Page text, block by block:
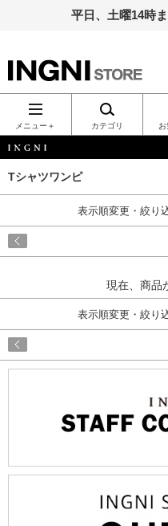
平日、土曜14時
INGNI（イン
グ）公式通
販｜INGNI
STORE
メニュー＋ カテゴリ お
Tシャツワンピ
表示順変更・絞り
現在、商品
表示順変更・絞り